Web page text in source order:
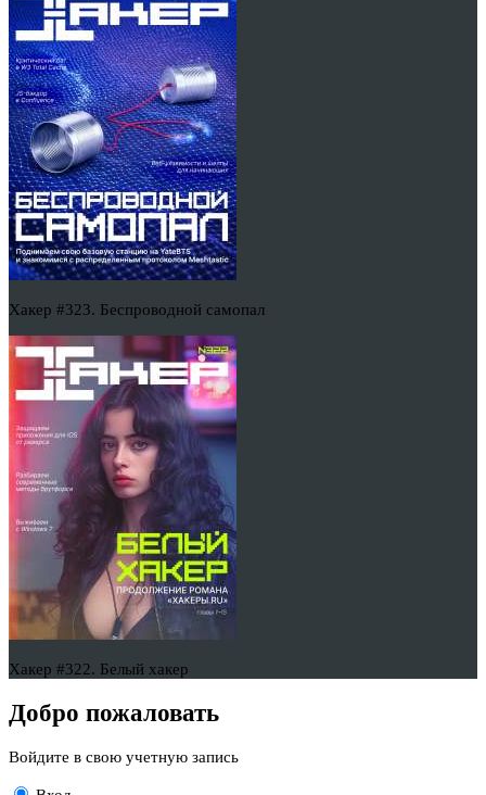
Хакер #323. Беспроводной самопал
Хакер #322. Белый хакер
Добро пожаловать
Войдите в свою учетную запись